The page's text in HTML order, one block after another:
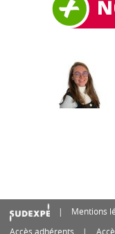
Mentions
Accès adhérents